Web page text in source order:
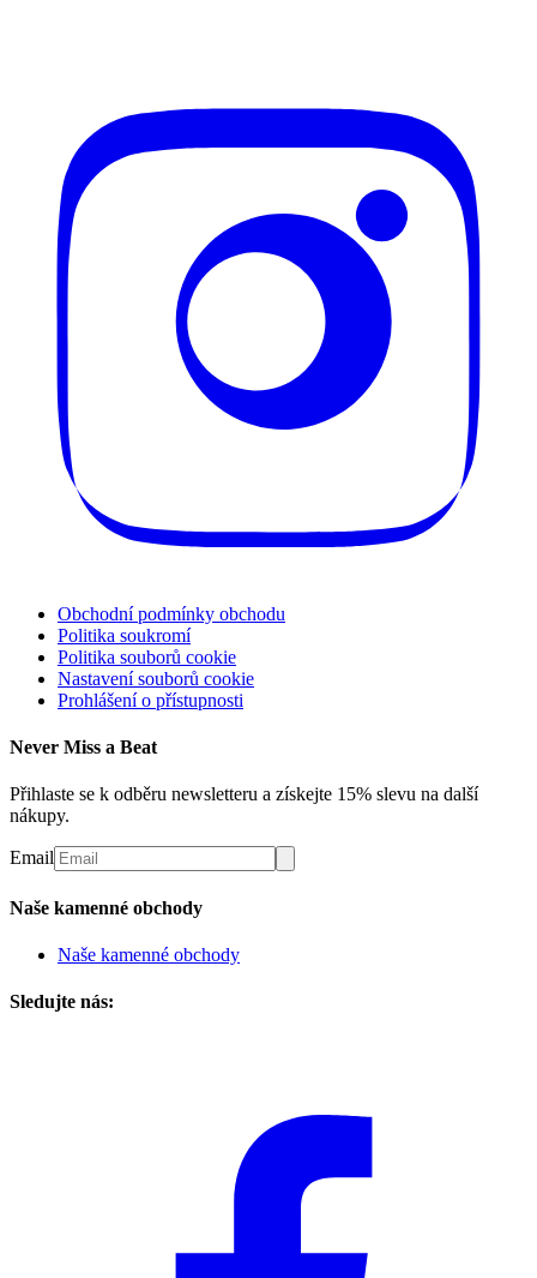
Obchodní podmínky obchodu
Politika soukromí
Politika souborů cookie
Nastavení souborů cookie
Prohlášení o přístupnosti
Never Miss a Beat
Přihlaste se k odběru newsletteru a získejte 15% slevu na další
nákupy.
Email
Naše kamenné obchody
Naše kamenné obchody
Sledujte nás: